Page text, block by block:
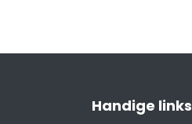
Handige links